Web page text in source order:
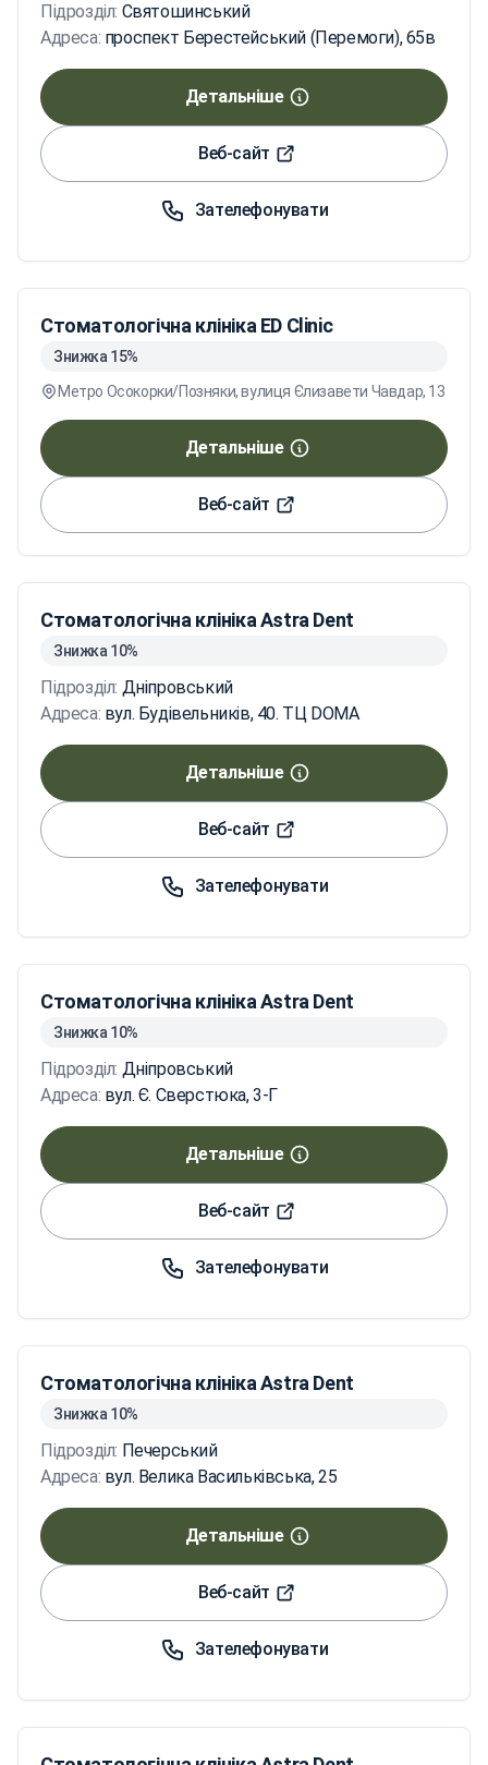
Підрозділ: Святошинський
Адреса: проспект Берестейський (Перемоги), 65в
Детальніше
Веб-сайт
Зателефонувати
Стоматологічна клініка ED Cliniс
Знижка 15%
Метро Осокорки/Позняки, вулиця Єлизавети Чавдар, 13
Детальніше
Веб-сайт
Стоматологічна клініка Astra Dent
Знижка 10%
Підрозділ: Дніпровський
Адреса: вул. Будівельників, 40. ТЦ DOMA
Детальніше
Веб-сайт
Зателефонувати
Стоматологічна клініка Astra Dent
Знижка 10%
Підрозділ: Дніпровський
Адреса: вул. Є. Сверстюка, 3-Г
Детальніше
Веб-сайт
Зателефонувати
Стоматологічна клініка Astra Dent
Знижка 10%
Підрозділ: Печерський
Адреса: вул. Велика Васильківська, 25
Детальніше
Веб-сайт
Зателефонувати